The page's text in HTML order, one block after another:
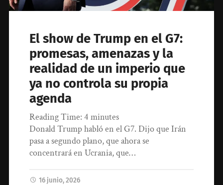
El show de Trump en el G7:
promesas, amenazas y la
realidad de un imperio que
ya no controla su propia
agenda
Reading Time:4 minutes
Donald Trump habló en el G7. Dijo que Irán
pasa a segundo plano, que ahora se
concentrará en Ucrania, que…
16 junio, 2026